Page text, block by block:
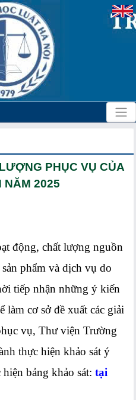
PHỤC VỤ CỦA
NĂM 2025
động, chất lượng nguồn
phẩm và dịch vụ do
tiếp nhận những ý kiến
làm cơ sở đề xuất các giải
vụ, Thư viện Trường
thực hiện khảo sát ý
bảng khảo sát: tại